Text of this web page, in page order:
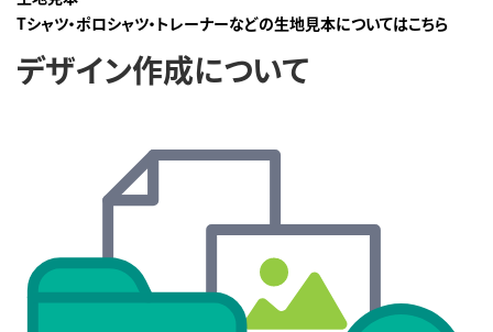
Tシャツ・ポロシャツ・トレーナーなどの生地見本についてはこちら
デザイン作成について